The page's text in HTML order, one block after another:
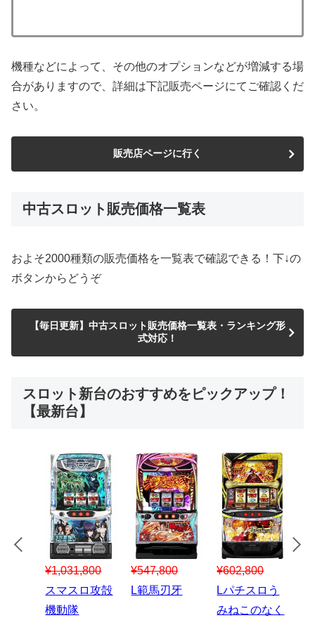
機種などによって、その他のオプションなどが増減する場
合がありますので、詳細は下記販売ページにてご確認くだ
さい。
販売店ページに行く
中古スロット販売価格一覧表
およそ2000種類の販売価格を一覧表で確認できる！下↓の
ボタンからどうぞ
【毎日更新】中古スロット販売価格一覧表・ランキング形
式対応！
スロット新台のおすすめをピックアップ！
【最新台】
¥547,800
スマスロハナ
ビ
¥150,000
スマスロ秘宝
¥1,867,800
Lパチスロ 炎
炎ノ消防隊2